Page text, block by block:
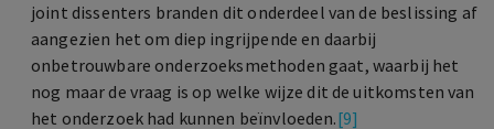
joint dissenters branden dit onderdeel van de beslissing af
aangezien het om diep ingrijpende en daarbij
onbetrouwbare onderzoeksmethoden gaat, waarbij het
nog maar de vraag is op welke wijze dit de uitkomsten van
het onderzoek had kunnen beïnvloeden.[9]